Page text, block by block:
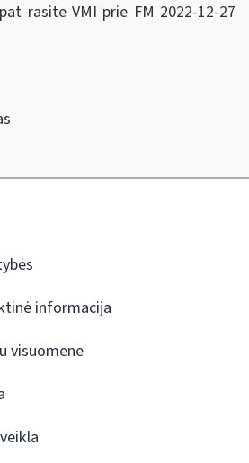
rasite VMI prie FM 2022-12-27
informacija
visuomene